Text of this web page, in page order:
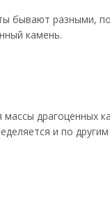
бывают разными,
камень.
драгоценных
и по